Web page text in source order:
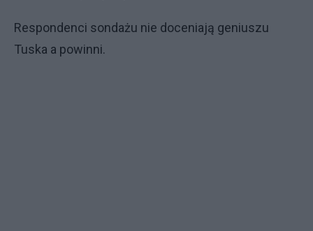
Respondenci sondażu nie doceniają geniuszu
Tuska a powinni.